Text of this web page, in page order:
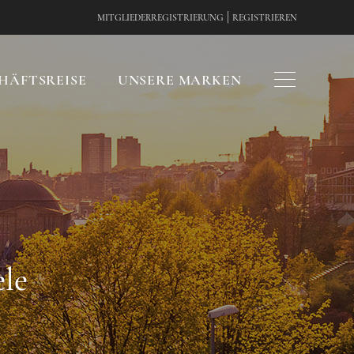
MITGLIEDERREGISTRIERUNG REGISTRIEREN
UNSERE MARKEN